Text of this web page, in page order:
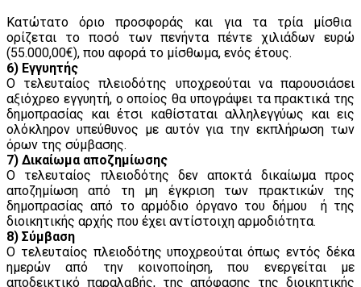
Κατώτατο όριο προσφοράς και για τα τρία μίσθια
ορίζεται το ποσό των πενήντα πέντε χιλιάδων ευρώ
(55.000,00€), που αφορά το μίσθωμα, ενός έτους.
6) Εγγυητής
Ο τελευταίος πλειοδότης υποχρεούται να παρουσιάσει
αξιόχρεο εγγυητή, ο οποίος θα υπογράψει τα πρακτικά της
δημοπρασίας και έτσι καθίσταται αλληλεγγύως και εις
ολόκληρον υπεύθυνος με αυτόν για την εκπλήρωση των
όρων της σύμβασης.
7) Δικαίωμα αποζημίωσης
Ο τελευταίος πλειοδότης δεν αποκτά δικαίωμα προς
αποζημίωση από τη μη έγκριση των πρακτικών της
δημοπρασίας από το αρμόδιο όργανο του δήμου ή της
διοικητικής αρχής που έχει αντίστοιχη αρμοδιότητα.
8) Σύμβαση
Ο τελευταίος πλειοδότης υποχρεούται όπως εντός δέκα
ημερών από την κοινοποίηση, που ενεργείται με
αποδεικτικό παραλαβής, της απόφασης της διοικητικής